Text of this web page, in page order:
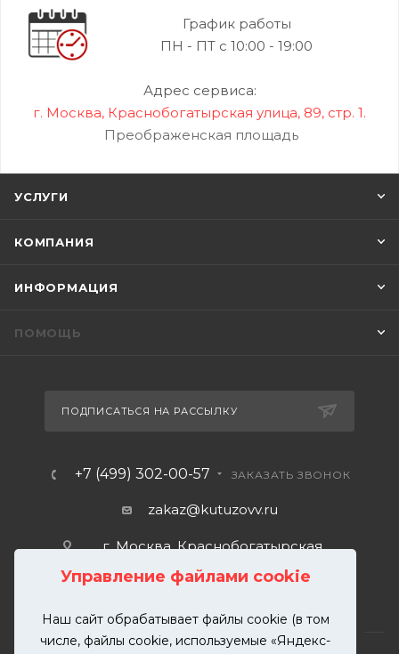
Управление файлами cookie
Наш сайт обрабатывает файлы cookie (в том
числе, файлы cookie, используемые «Яндекс-
График работы
ПН - ПТ с 10:00 - 19:00
Адрес сервиса:
г. Москва, Краснобогатырская улица, 89, стр. 1.
Преображенская площадь
УСЛУГИ
КОМПАНИЯ
ИНФОРМАЦИЯ
ПОМОЩЬ
ПОДПИСАТЬСЯ НА РАССЫЛКУ
+7 (499) 302-00-57 ЗАКАЗАТЬ ЗВОНОК
zakaz@kutuzovv.ru
г. Москва, Краснобогатырская